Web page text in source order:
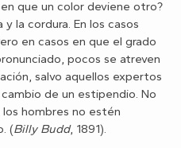
que un color deviene otro?
la cordura. En los casos
en casos en que el grado
pocos se atreven
salvo aquellos expertos
de un estipendio. No
hombres no estén
(Billy Budd, 1891).